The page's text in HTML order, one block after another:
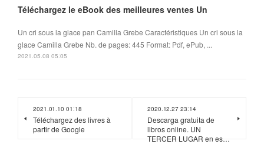
Téléchargez le eBook des meilleures ventes Un
Un cri sous la glace pan Camilla Grebe Caractéristiques Un cri sous la
glace Camilla Grebe Nb. de pages: 445 Format: Pdf, ePub, ...
2021.05.08 05:05
2021.01.10 01:18
Téléchargez des livres à
partir de Google
2020.12.27 23:14
Descarga gratuita de
libros online. UN
TERCER LUGAR en es…